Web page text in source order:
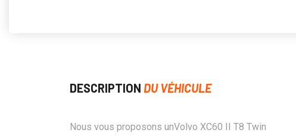
DESCRIPTION DU VÉHICULE
Nous vous proposons unVolvo XC60 II T8 Twin